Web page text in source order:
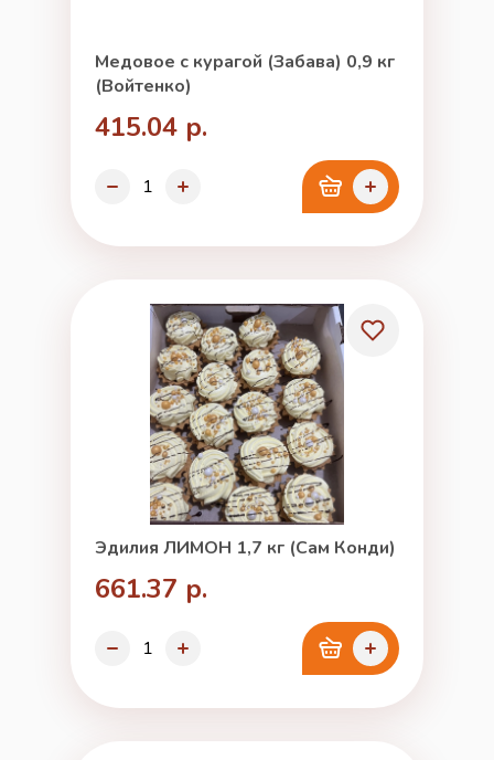
Медовое с курагой (Забава) 0,9 кг
(Войтенко)
415.04 р.
Эдилия ЛИМОН 1,7 кг (Сам Конди)
661.37 р.